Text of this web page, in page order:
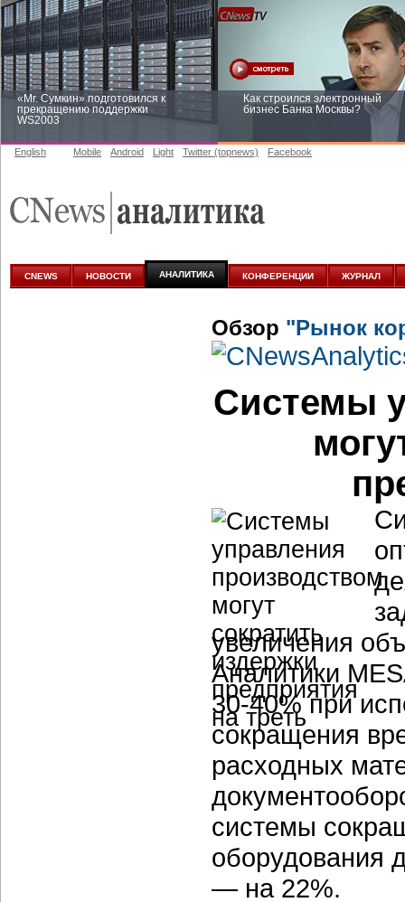
«Mr. Сумкин» подготовился к
прекращению поддержки
WS2003
Как строился электронный
бизнес Банка Москвы?
аналитике
English Mobile Android Light Twitter (topnews) Facebook
CNEWS НОВОСТИ АНАЛИТИКА КОНФЕРЕНЦИИ ЖУРНАЛ
Обзор "Рынок
Системы
увеличения
Аналитики
30-40% при
сокращения
расходных
системы
оборудования
— на 22%.